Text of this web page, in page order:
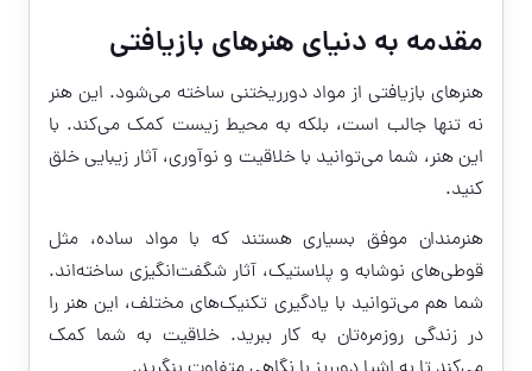
مقدمه به دنیای هنرهای بازیافتی
هنرهای بازیافتی از مواد دورریختنی ساخته می‌شود. این هنر
نه تنها جالب است، بلکه به محیط زیست کمک می‌کند. با
این هنر، شما می‌توانید با خلاقیت و نوآوری، آثار زیبایی خلق
کنید.
هنرمندان موفق بسیاری هستند که با مواد ساده، مثل
قوطی‌های نوشابه و پلاستیک، آثار شگفت‌انگیزی ساخته‌اند.
شما هم می‌توانید با یادگیری تکنیک‌های مختلف، این هنر را
در زندگی روزمره‌تان به کار ببرید. خلاقیت به شما کمک